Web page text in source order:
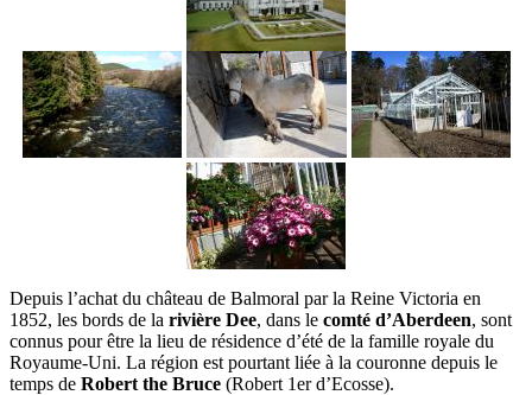
Depuis l’achat du château de Balmoral par la Reine Victoria en
1852, les bords de la rivière Dee, dans le comté d’Aberdeen, sont
connus pour être la lieu de résidence d’été de la famille royale du
Royaume-Uni. La région est pourtant liée à la couronne depuis le
temps de Robert the Bruce (Robert 1er d’Ecosse).